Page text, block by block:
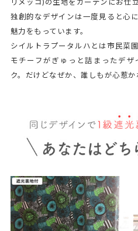
リメッコ)の生地をカーテンにお仕
独創的なデザインは一度見ると心
魅力をもっています。
シイルトラプータルハとは市民菜
モチーフがぎゅっと詰まったデ
ク。だけどなぜか、誰しもが心惹か